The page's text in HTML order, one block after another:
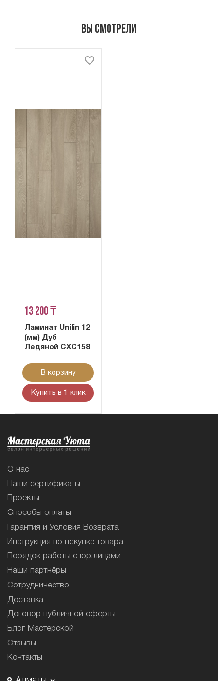
Вы смотрели
13 200 ₸
Ламинат Unilin 12
(мм) Дуб
Ледяной CXC158
В корзину
Купить в 1 клик
О нас
Наши сертификаты
Проекты
Способы оплаты
Гарантия и Условия Возврата
Инструкция по покупке товара
Порядок работы с юр.лицами
Наши партнёры
Сотрудничество
Доставка
Договор публичной оферты
Блог Мастерской
Отзывы
Контакты